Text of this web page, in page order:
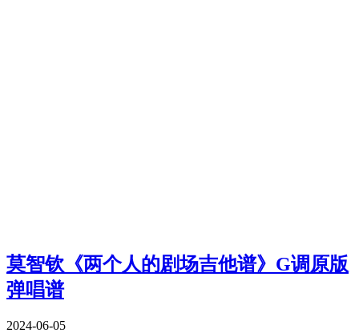
莫智钦《两个人的剧场吉他谱》G调原版
弹唱谱
2024-06-05